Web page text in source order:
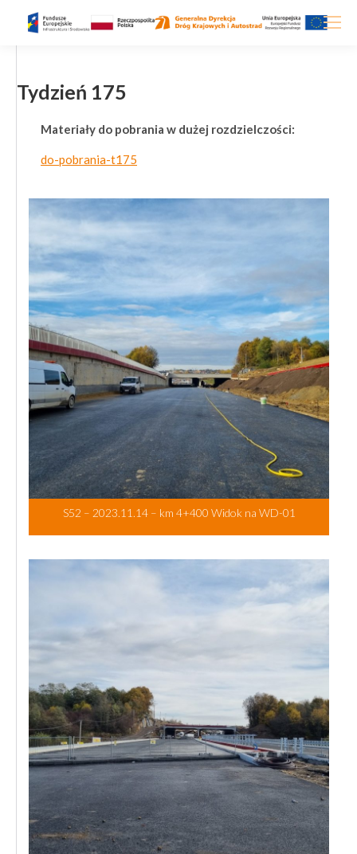
Tydzień 175
Materiały do pobrania w dużej rozdzielczości:
do-pobrania-t175
S52 – 2023.11.14 – km 4+400 Widok na WD-01